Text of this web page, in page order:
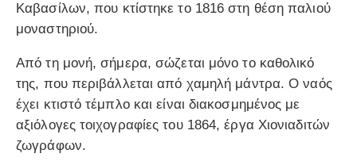
Καβασίλων, που κτίστηκε το 1816 στη θέση παλιού
μοναστηριού.
Από τη μονή, σήμερα, σώζεται μόνο το καθολικό
της, που περιβάλλεται από χαμηλή μάντρα. Ο ναός
έχει κτιστό τέμπλο και είναι διακοσμημένος με
αξιόλογες τοιχογραφίες του 1864, έργα Χιονιαδιτών
ζωγράφων.